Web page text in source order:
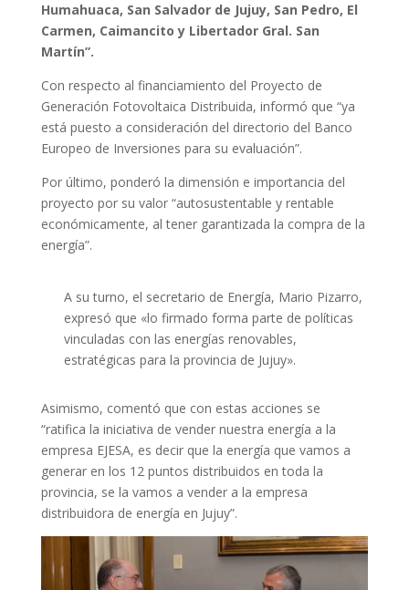
Humahuaca, San Salvador de Jujuy, San Pedro, El
Carmen, Caimancito y Libertador Gral. San
Martín”.
Con respecto al financiamiento del Proyecto de
Generación Fotovoltaica Distribuida, informó que “ya
está puesto a consideración del directorio del Banco
Europeo de Inversiones para su evaluación”.
Por último, ponderó la dimensión e importancia del
proyecto por su valor “autosustentable y rentable
económicamente, al tener garantizada la compra de la
energía”.
A su turno, el secretario de Energía, Mario Pizarro,
expresó que «lo firmado forma parte de políticas
vinculadas con las energías renovables,
estratégicas para la provincia de Jujuy».
Asimismo, comentó que con estas acciones se
“ratifica la iniciativa de vender nuestra energía a la
empresa EJESA, es decir que la energía que vamos a
generar en los 12 puntos distribuidos en toda la
provincia, se la vamos a vender a la empresa
distribuidora de energía en Jujuy”.